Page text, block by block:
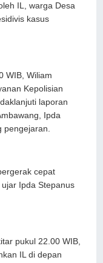
IL, warga Desa
kasus
WIB, Wiliam
Kepolisian
laporan
Ipda
pengejaran.
cepat
Ipda Stepanus
pukul 22.00 WIB,
IL di depan